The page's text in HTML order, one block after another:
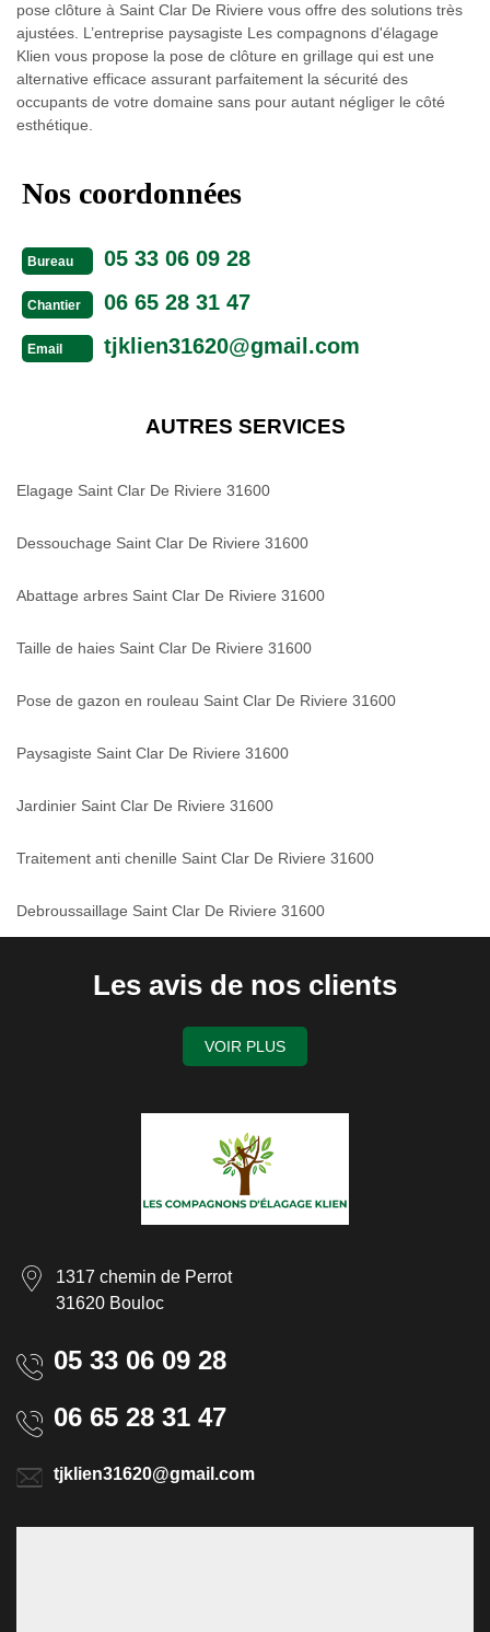
pose clôture à Saint Clar De Riviere vous offre des solutions très
ajustées. L’entreprise paysagiste Les compagnons d'élagage
Klien vous propose la pose de clôture en grillage qui est une
alternative efficace assurant parfaitement la sécurité des
occupants de votre domaine sans pour autant négliger le côté
esthétique.
Nos coordonnées
Bureau 05 33 06 09 28
Chantier 06 65 28 31 47
Email tjklien31620@gmail.com
AUTRES SERVICES
Elagage Saint Clar De Riviere 31600
Dessouchage Saint Clar De Riviere 31600
Abattage arbres Saint Clar De Riviere 31600
Taille de haies Saint Clar De Riviere 31600
Pose de gazon en rouleau Saint Clar De Riviere 31600
Paysagiste Saint Clar De Riviere 31600
Jardinier Saint Clar De Riviere 31600
Traitement anti chenille Saint Clar De Riviere 31600
Debroussaillage Saint Clar De Riviere 31600
Les avis de nos clients
VOIR PLUS
1317 chemin de Perrot
31620 Bouloc
05 33 06 09 28
06 65 28 31 47
tjklien31620@gmail.com